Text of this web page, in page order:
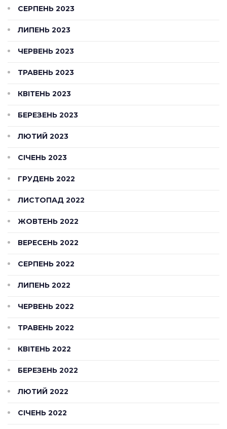
СЕРПЕНЬ 2023
ЛИПЕНЬ 2023
ЧЕРВЕНЬ 2023
ТРАВЕНЬ 2023
КВІТЕНЬ 2023
БЕРЕЗЕНЬ 2023
ЛЮТИЙ 2023
СІЧЕНЬ 2023
ГРУДЕНЬ 2022
ЛИСТОПАД 2022
ЖОВТЕНЬ 2022
ВЕРЕСЕНЬ 2022
СЕРПЕНЬ 2022
ЛИПЕНЬ 2022
ЧЕРВЕНЬ 2022
ТРАВЕНЬ 2022
КВІТЕНЬ 2022
БЕРЕЗЕНЬ 2022
ЛЮТИЙ 2022
СІЧЕНЬ 2022